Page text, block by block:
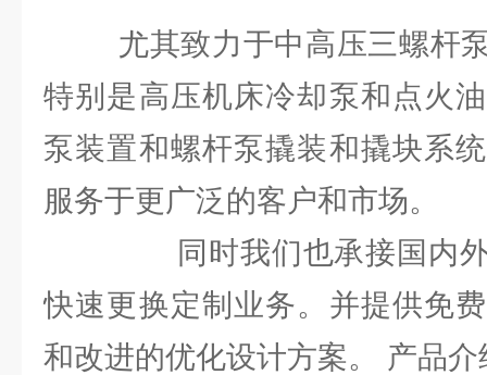
尤其致力于中高压三螺杆泵
特别是高压机床冷却泵和点火
泵装置和螺杆泵撬装和撬块系
服务于更广泛的客户和市场。
同时我们也承接国内外各
快速更换定制业务。并提供免
和改进的优化设计方案。 产品